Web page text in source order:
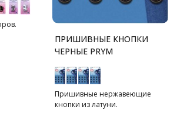
ПРИШИВНЫЕ КНОПКИ
ЧЕРНЫЕ PRYM
Пришивные нержавеющие
кнопки из латуни.